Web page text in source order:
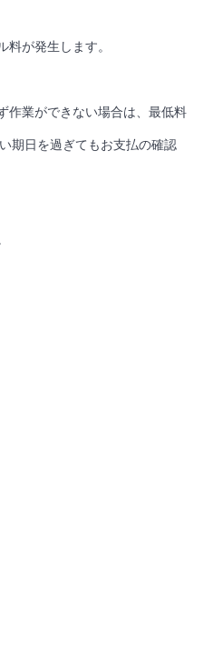
が発生します。
作業ができない場合は、最低料
期日を過ぎてもお支払の確認